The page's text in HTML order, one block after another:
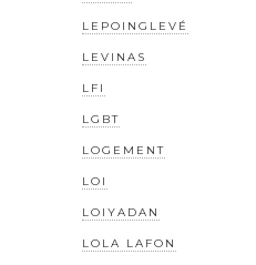
LEPOINGLEVÉ
LEVINAS
LFI
LGBT
LOGEMENT
LOI
LOIYADAN
LOLA LAFON